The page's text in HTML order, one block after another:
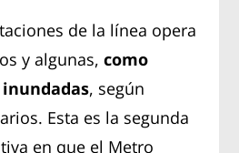
de la línea opera
y algunas,como
, según
Esta es la segunda
en que el Metro